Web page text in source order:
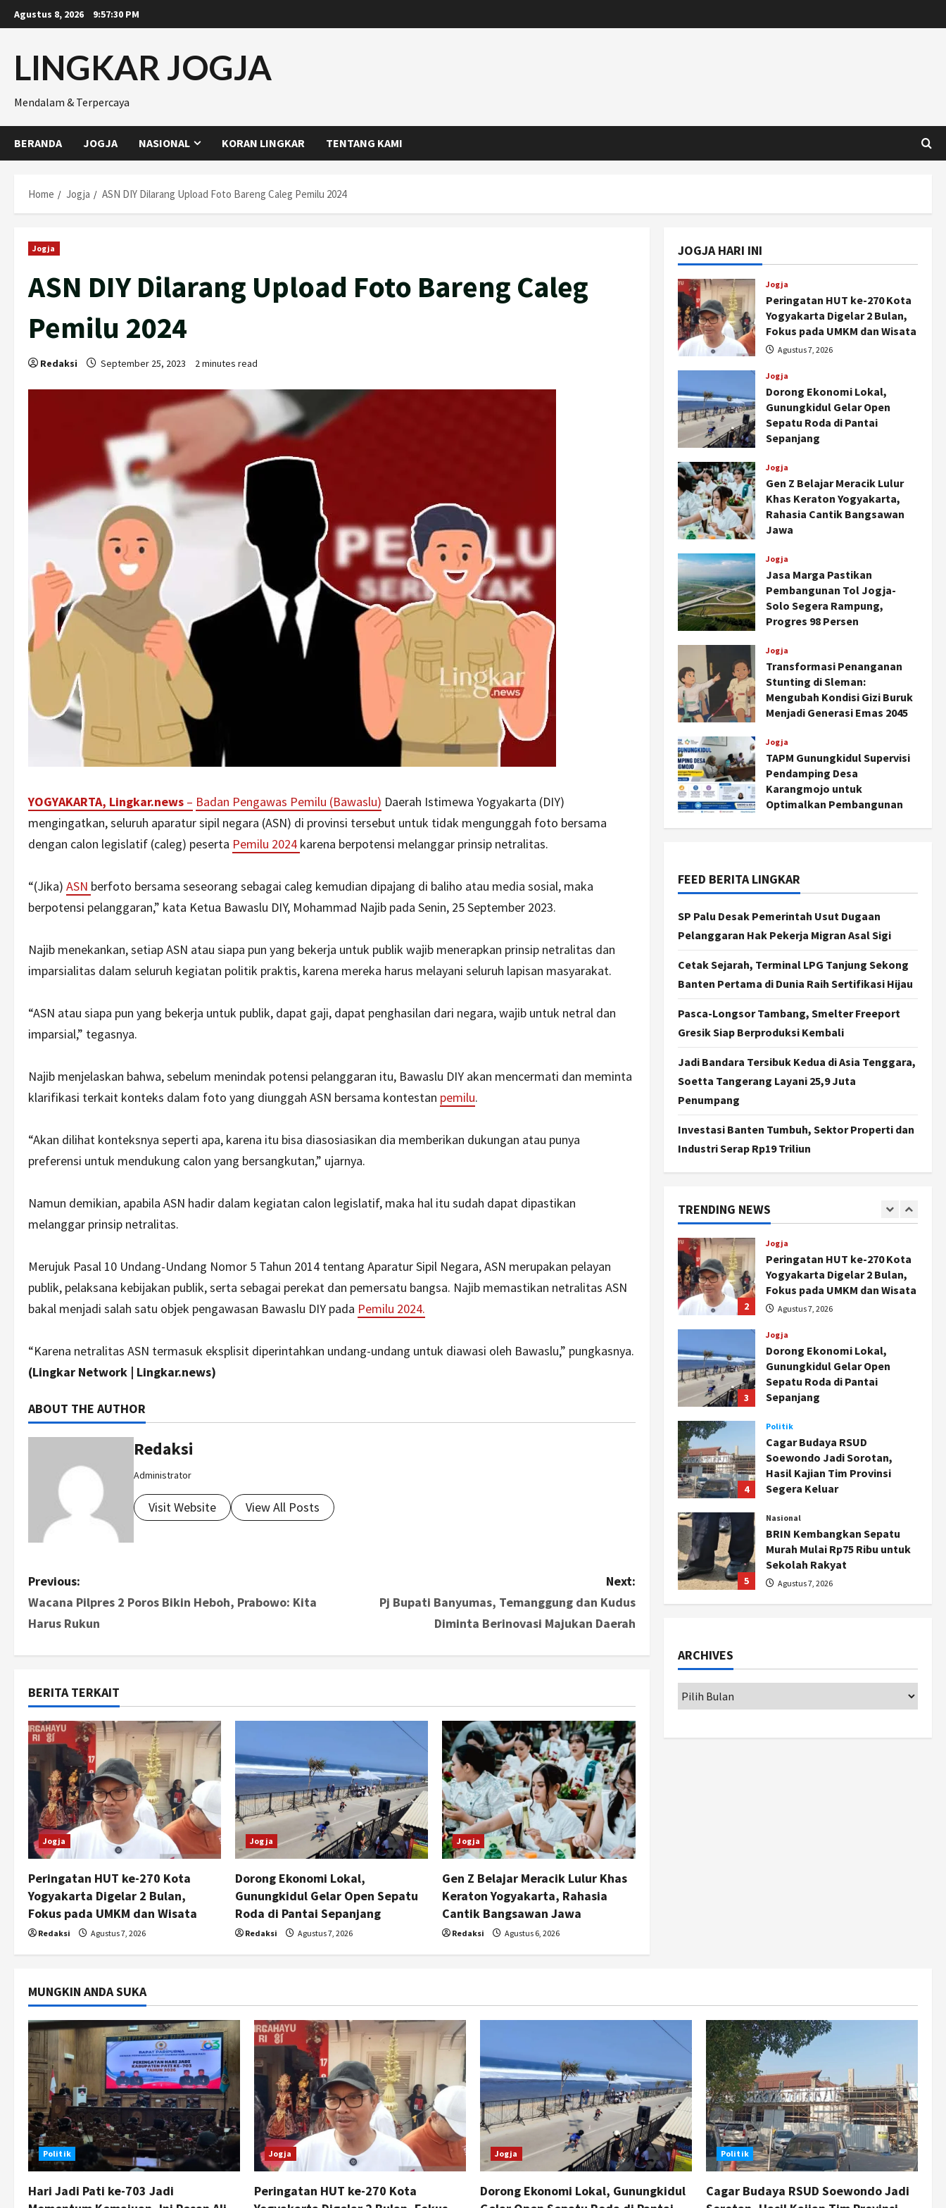
Skip
to
Agustus 8, 2026 9:57:31 PM
LINGKAR JOGJA
Mendalam & Terpercaya
BERANDA JOGJA NASIONAL KORAN LINGKAR TENTANG KAMI
Home Jogja ASN DIY Dilarang Upload Foto Bareng Caleg Pemilu 2024
Jogja
ASN DIY Dilarang Upload Foto Bareng Caleg
Pemilu 2024
Redaksi September 25, 2023 2 minutes read
YOGYAKARTA, Lingkar.news – Badan Pengawas Pemilu (Bawaslu) Daerah Istimewa Yogyakarta (DIY)
mengingatkan, seluruh aparatur sipil negara (ASN) di provinsi tersebut untuk tidak mengunggah foto bersama
dengan calon legislatif (caleg) peserta Pemilu 2024 karena berpotensi melanggar prinsip netralitas.
“(Jika) ASN berfoto bersama seseorang sebagai caleg kemudian dipajang di baliho atau media sosial, maka
berpotensi pelanggaran,” kata Ketua Bawaslu DIY, Mohammad Najib pada Senin, 25 September 2023.
Najib menekankan, setiap ASN atau siapa pun yang bekerja untuk publik wajib menerapkan prinsip netralitas dan
imparsialitas dalam seluruh kegiatan politik praktis, karena mereka harus melayani seluruh lapisan masyarakat.
“ASN atau siapa pun yang bekerja untuk publik, dapat gaji, dapat penghasilan dari negara, wajib untuk netral dan
imparsial,” tegasnya.
Najib menjelaskan bahwa, sebelum menindak potensi pelanggaran itu, Bawaslu DIY akan mencermati dan meminta
klarifikasi terkait konteks dalam foto yang diunggah ASN bersama kontestan pemilu.
“Akan dilihat konteksnya seperti apa, karena itu bisa diasosiasikan dia memberikan dukungan atau punya
preferensi untuk mendukung calon yang bersangkutan,” ujarnya.
Namun demikian, apabila ASN hadir dalam kegiatan calon legislatif, maka hal itu sudah dapat dipastikan
melanggar prinsip netralitas.
Merujuk Pasal 10 Undang-Undang Nomor 5 Tahun 2014 tentang Aparatur Sipil Negara, ASN merupakan pelayan
publik, pelaksana kebijakan publik, serta sebagai perekat dan pemersatu bangsa. Najib memastikan netralitas ASN
bakal menjadi salah satu objek pengawasan Bawaslu DIY pada Pemilu 2024.
“Karena netralitas ASN termasuk eksplisit diperintahkan undang-undang untuk diawasi oleh Bawaslu,” pungkasnya.
(Lingkar Network | Lingkar.news)
ABOUT THE AUTHOR
Redaksi
Administrator
Visit Website View All Posts
P
o
n
a
v
i
g
a
t
i
o
Previous:
Wacana Pilpres 2 Poros Bikin Heboh, Prabowo: Kita
Harus Rukun
Next:
Pj Bupati Banyumas, Temanggung dan Kudus
Diminta Berinovasi Majukan Daerah
BERITA TERKAIT
Jogja
Peringatan HUT ke-270 Kota
Yogyakarta Digelar 2 Bulan,
Fokus pada UMKM dan Wisata
Redaksi Agustus 7, 2026
Jogja
Dorong Ekonomi Lokal,
Gunungkidul Gelar Open Sepatu
Roda di Pantai Sepanjang
Redaksi Agustus 7, 2026
Jogja
Gen Z Belajar Meracik Lulur Khas
Keraton Yogyakarta, Rahasia
Cantik Bangsawan Jawa
Redaksi Agustus 6, 2026
JOGJA HARI INI
Jogja
Peringatan HUT ke-270 Kota
Yogyakarta Digelar 2 Bulan,
Fokus pada UMKM dan Wisata
Agustus 7, 2026
Jogja
Dorong Ekonomi Lokal,
Gunungkidul Gelar Open
Sepatu Roda di Pantai
Sepanjang
Jogja
Gen Z Belajar Meracik Lulur
Khas Keraton Yogyakarta,
Rahasia Cantik Bangsawan
Jawa
Jogja
Jasa Marga Pastikan
Pembangunan Tol Jogja-
Solo Segera Rampung,
Progres 98 Persen
Jogja
Transformasi Penanganan
Stunting di Sleman:
Mengubah Kondisi Gizi Buruk
Menjadi Generasi Emas 2045
Jogja
TAPM Gunungkidul Supervisi
Pendamping Desa
Karangmojo untuk
Optimalkan Pembangunan
FEED BERITA LINGKAR
SP Palu Desak Pemerintah Usut Dugaan
Pelanggaran Hak Pekerja Migran Asal Sigi
Cetak Sejarah, Terminal LPG Tanjung Sekong
Banten Pertama di Dunia Raih Sertifikasi Hijau
Pasca-Longsor Tambang, Smelter Freeport
Gresik Siap Berproduksi Kembali
Jadi Bandara Tersibuk Kedua di Asia Tenggara,
Soetta Tangerang Layani 25,9 Juta
Penumpang
Investasi Banten Tumbuh, Sektor Properti dan
Industri Serap Rp19 Triliun
TRENDING NEWS
Jogja
Peringatan HUT ke-270 Kota
Fokus pada UMKM dan Wisata
3
Jogja
Dorong Ekonomi Lokal,
Sepatu Roda di Pantai
Sepanjang
4
Politik
Cagar Budaya RSUD
Soewondo Jadi Sorotan,
Hasil Kajian Tim Provinsi
Segera Keluar
Agustus 7, 2026
Nasional
BRIN Kembangkan Sepatu
Murah Mulai Rp75 Ribu untuk
Agustus 7, 2026
1
Politik
2
Jogja
Peringatan HUT ke-270 Kota
Yogyakarta Digelar 2 Bulan,
Fokus pada UMKM dan Wisata
Agustus 7, 2026
3
Jogja
Dorong Ekonomi Lokal,
Gunungkidul Gelar Open
Sepatu Roda di Pantai
Sepanjang
4
Politik
Cagar Budaya RSUD
Soewondo Jadi Sorotan,
Hasil Kajian Tim Provinsi
Segera Keluar
5
Nasional
BRIN Kembangkan Sepatu
Murah Mulai Rp75 Ribu untuk
Sekolah Rakyat
Agustus 7, 2026
1
5
Murah Mulai Rp75 Ribu untuk
Sekolah Rakyat
Agustus 7, 2026
ARCHIVES
MUNGKIN ANDA SUKA
Politik
Hari Jadi Pati ke-703 Jadi
Jogja
Peringatan HUT ke-270 Kota
Jogja
Dorong Ekonomi Lokal, Gunungkidul
Politik
Cagar Budaya RSUD Soewondo Jadi